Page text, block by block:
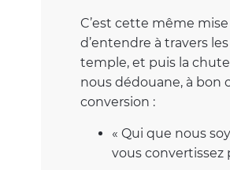
C’est cette même
d’entendre à travers
temple, et puis la
nous dédouane, à bon
conversion :
« Qui que nous
vous convertissez